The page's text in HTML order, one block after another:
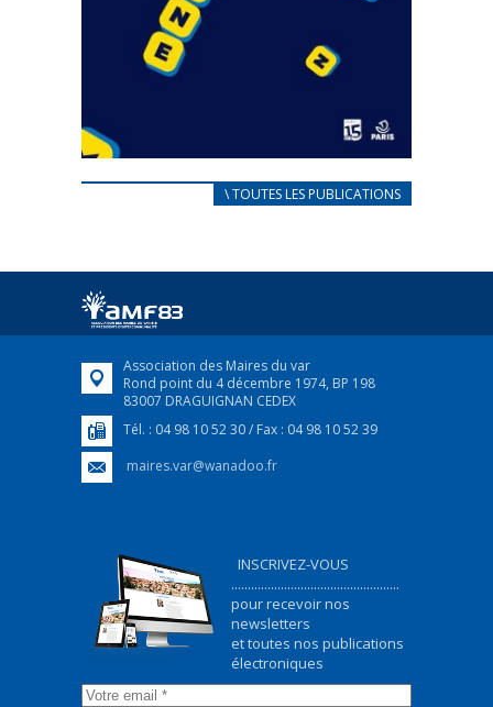
CARNET D’ACCUEIL
Afin d’accompagner au mieux les réfugiés
FEUILLETER
\ TOUTES LES PUBLICATIONS
Association des Maires du var
Rond point du 4 décembre 1974, BP 198
83007 DRAGUIGNAN CEDEX
Tél. : 04 98 10 52 30 / Fax : 04 98 10 52 39
maires.var@wanadoo.fr
INSCRIVEZ-VOUS
...................................................
pour recevoir nos
newsletters
et toutes nos publications
électroniques